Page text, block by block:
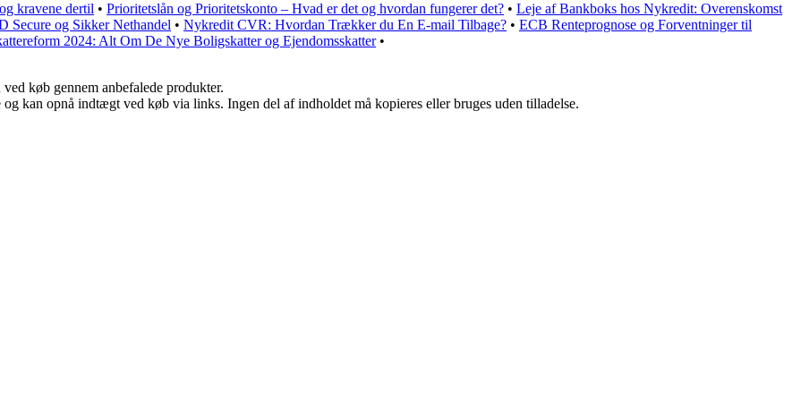
kravene dertil • Prioritetslån og Prioritetskonto – Hvad er det og hvordan fungerer det? • Leje af Bankboks hos Nykredit: Overenskomst
Secure og Sikker Nethandel • Nykredit CVR: Hvordan Trækker du En E-mail Tilbage? • ECB Renteprognose og Forventninger til
2024: Alt Om De Nye Boligskatter og Ejendomsskatter•
køb gennem anbefalede produkter.
kan opnå indtægt ved køb via links. Ingen del af indholdet må kopieres eller bruges uden tilladelse.